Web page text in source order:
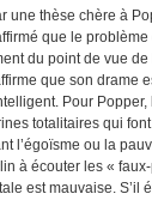
une thèse chère à
que le problème
du point de vue
que son drame
Pour
totalitaires qui
l’égoïsme ou la
à écouter les «
est mauvaise. S’il